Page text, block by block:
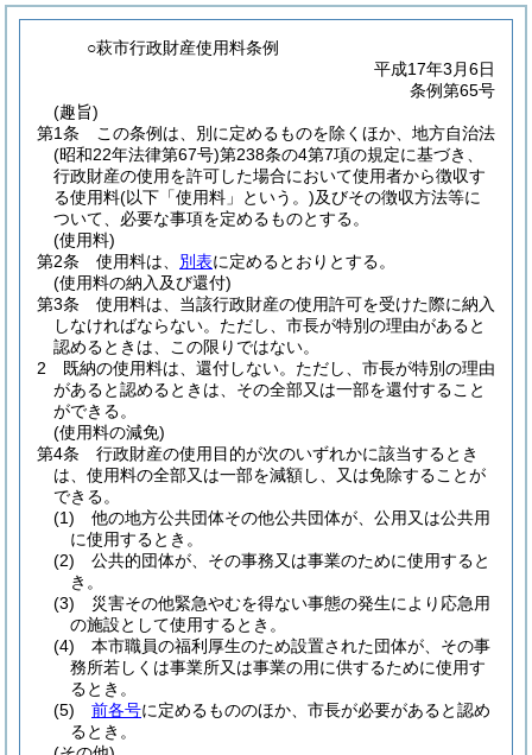
○萩市行政財産使用料条例
平成17年3月6日
条例第65号
(趣旨)
第1条
この条例は、別に定めるものを除くほか、地方自治法
(昭和22年法律第67号)第238条の4第7項の規定に基づき、
行政財産の使用を許可した場合において使用者から徴収す
る使用料(以下「使用料」という。)及びその徴収方法等に
ついて、必要な事項を定めるものとする。
(使用料)
第2条
使用料は、 別表に定めるとおりとする。
(使用料の納入及び還付)
第3条
使用料は、当該行政財産の使用許可を受けた際に納入
しなければならない。 ただし、市長が特別の理由があると
認めるときは、この限りではない。
2
既納の使用料は、還付しない。 ただし、市長が特別の理由
があると認めるときは、その全部又は一部を還付すること
ができる。
(使用料の減免)
第4条
行政財産の使用目的が次のいずれかに該当するとき
は、使用料の全部又は一部を減額し、又は免除することが
できる。
(1)
他の地方公共団体その他公共団体が、公用又は公共用
に使用するとき。
(2)
公共的団体が、その事務又は事業のために使用すると
き。
(3)
災害その他緊急やむを得ない事態の発生により応急用
の施設として使用するとき。
(4)
本市職員の福利厚生のため設置された団体が、その事
務所若しくは事業所又は事業の用に供するために使用す
るとき。
(5)
前各号に定めるもののほか、市長が必要があると認め
るとき。